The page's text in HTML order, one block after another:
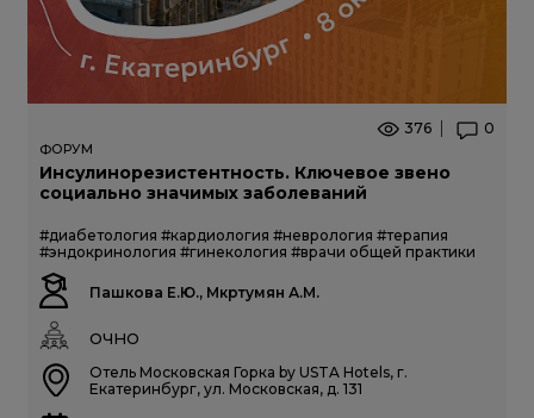
376 0
ФОРУМ
Инсулинорезистентность. Ключевое звено
социально значимых заболеваний
#диабетология #кардиология #неврология #терапия
#эндокринология #гинекология #врачи общей практики
Пашкова Е.Ю., Мкртумян А.М.
ОЧНО
Отель Московская Горка by USTA Hotels, г.
Екатеринбург, ул. Московская, д. 131